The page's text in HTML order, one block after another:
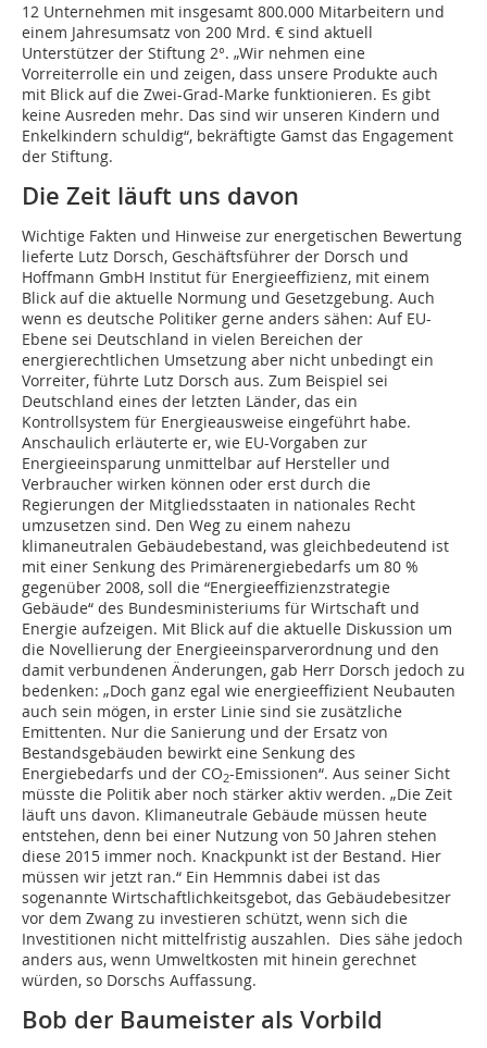
12 Unternehmen mit insgesamt 800.000 Mitarbeitern und
einem Jahresumsatz von 200 Mrd. € sind aktuell
Unterstützer der Stiftung 2°. „Wir nehmen eine
Vorreiterrolle ein und zeigen, dass unsere Produkte auch
mit Blick auf die Zwei-Grad-Marke funktionieren. Es gibt
keine Ausreden mehr. Das sind wir unseren Kindern und
Enkelkindern schuldig“, bekräftigte Gamst das Engagement
der Stiftung.
Die Zeit läuft uns davon
Wichtige Fakten und Hinweise zur energetischen Bewertung
lieferte Lutz Dorsch, Geschäftsführer der Dorsch und
Hoffmann GmbH Institut für Energieeffizienz, mit einem
Blick auf die aktuelle Normung und Gesetzgebung. Auch
wenn es deutsche Politiker gerne anders sähen: Auf EU-
Ebene sei Deutschland in vielen Bereichen der
energierechtlichen Umsetzung aber nicht unbedingt ein
Vorreiter, führte Lutz Dorsch aus. Zum Beispiel sei
Deutschland eines der letzten Länder, das ein
Kontrollsystem für Energieausweise eingeführt habe.
Anschaulich erläuterte er, wie EU-Vorgaben zur
Energieeinsparung unmittelbar auf Hersteller und
Verbraucher wirken können oder erst durch die
Regierungen der Mitgliedsstaaten in nationales Recht
umzusetzen sind. Den Weg zu einem nahezu
klimaneutralen Gebäudebestand, was gleichbedeutend ist
mit einer Senkung des Primärenergiebedarfs um 80 %
gegenüber 2008, soll die “Energieeffizienzstrategie
Gebäude“ des Bundesministeriums für Wirtschaft und
Energie aufzeigen. Mit Blick auf die aktuelle Diskussion um
die Novellierung der Energieeinsparverordnung und den
damit verbundenen Änderungen, gab Herr Dorsch jedoch zu
bedenken: „Doch ganz egal wie energieeffizient Neubauten
auch sein mögen, in erster Linie sind sie zusätzliche
Emittenten. Nur die Sanierung und der Ersatz von
Bestandsgebäuden bewirkt eine Senkung des
Energiebedarfs und der CO2-Emissionen“. Aus seiner Sicht
müsste die Politik aber noch stärker aktiv werden. „Die Zeit
läuft uns davon. Klimaneutrale Gebäude müssen heute
entstehen, denn bei einer Nutzung von 50 Jahren stehen
diese 2015 immer noch. Knackpunkt ist der Bestand. Hier
müssen wir jetzt ran.“ Ein Hemmnis dabei ist das
sogenannte Wirtschaftlichkeitsgebot, das Gebäudebesitzer
vor dem Zwang zu investieren schützt, wenn sich die
Investitionen nicht mittelfristig auszahlen. Dies sähe jedoch
anders aus, wenn Umweltkosten mit hinein gerechnet
würden, so Dorschs Auffassung.
Bob der Baumeister als Vorbild